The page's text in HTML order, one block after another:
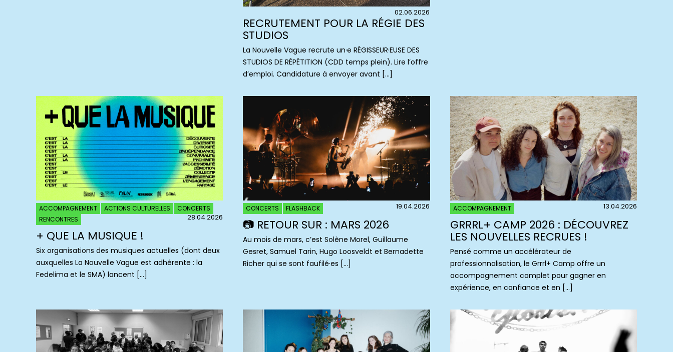
02.06.2026
RECRUTEMENT POUR LA RÉGIE DES
STUDIOS
La Nouvelle Vague recrute un·e RÉGISSEUR·EUSE DES
STUDIOS DE RÉPÉTITION (CDD temps plein). Lire l’offre
d’emploi. Candidature à envoyer avant […]
ACCOMPAGNEMENT ACTIONS CULTURELLES
CONCERTS
RENCONTRES
28.04.2026
+ QUE LA MUSIQUE !
Six organisations des musiques actuelles (dont deux
auxquelles La Nouvelle Vague est adhérente : la
Fedelima et le SMA) lancent […]
CONCERTS FLASHBACK 19.04.2026
📷 RETOUR SUR : MARS 2026
Au mois de mars, c’est Solène Morel, Guillaume
Gesret, Samuel Tarin, Hugo Loosveldt et Bernadette
Richer qui se sont faufilé·es […]
ACCOMPAGNEMENT 13.04.2026
GRRRL+ CAMP 2026 : DÉCOUVREZ
LES NOUVELLES RECRUES !
Pensé comme un accélérateur de
professionnalisation, le Grrrl+ Camp offre un
accompagnement complet pour gagner en
expérience, en confiance et en […]